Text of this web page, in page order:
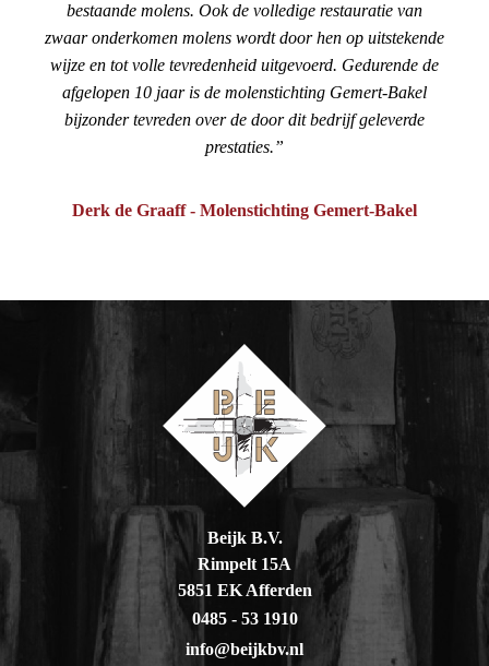
bestaande molens. Ook de volledige restauratie van
zwaar onderkomen molens wordt door hen op uitstekende
wijze en tot volle tevredenheid uitgevoerd. Gedurende de
afgelopen 10 jaar is de molenstichting Gemert-Bakel
bijzonder tevreden over de door dit bedrijf geleverde
prestaties.
Derk de Graaff - Molenstichting Gemert-Bakel
Beijk B.V.
Rimpelt 15A
5851 EK Afferden
0485 - 53 1910
info@beijkbv.nl